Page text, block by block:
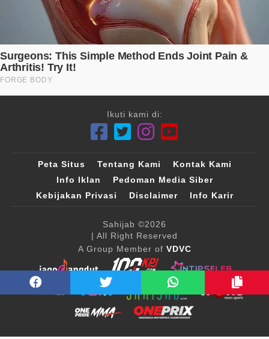
Ikuti kami di:
Peta Situs Tentang Kami
Kontak Kami
Info Iklan
Pedoman Media Siber
Kebijakan Privasi
Disclaimer Info Karir
Sahijab ©2026
| All Right Reserved
A Group Member of VDVC